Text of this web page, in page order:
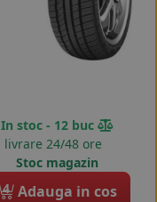
In stoc - 12 buc
livrare 24/48 ore
Stoc magazin
4 Adauga in cos